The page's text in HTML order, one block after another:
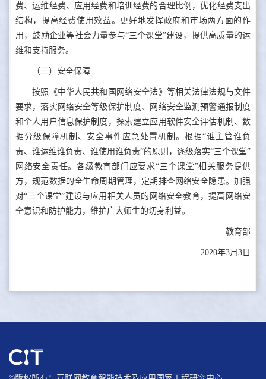
费、运维经费、应用经费和培训经费的合理比例，优化经费支出
结构，提高经费使用效益。更好地发挥政府和市场两方面的作
用，鼓励企业等社会力量参与“三个课堂”建设，提供高质量的运
维和支持服务。
（三）安全保障
按照《中华人民共和国网络安全法》等相关法律法规与文件
要求，落实网络安全等级保护制度、网络安全监测预警通报制度
和个人用户信息保护制度，探索建立应用软件安全评估机制、数
据分级保障机制、安全事件应急处置机制。根据“谁主管谁负
责、谁运维谁负责、谁使用谁负责”的原则，逐级落实“三个课堂”
网络安全责任。各级教育部门应要求“三个课堂”相关服务提供
方，规范数据的全生命周期管理，定期排查网络安全隐患。加强
对“三个课堂”建设与应用相关人员的网络安全教育，提高网络安
全意识和防护能力，维护广大师生的切身利益。
教育部
2020年3月3日